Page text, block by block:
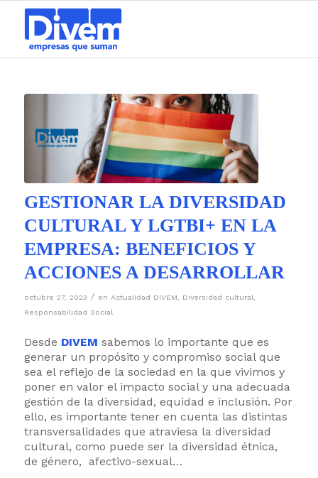
GESTIONAR LA DIVERSIDAD
CULTURAL Y LGTBI+ EN LA
EMPRESA: BENEFICIOS Y
ACCIONES A DESARROLLAR
octubre 27, 2023 / en Actualidad DIVEM, Diversidad cultural,
Responsabilidad Social
Desde DIVEM sabemos lo importante que es
generar un propósito y compromiso social que
sea el reflejo de la sociedad en la que vivimos y
poner en valor el impacto social y una adecuada
gestión de la diversidad, equidad e inclusión. Por
ello, es importante tener en cuenta las distintas
transversalidades que atraviesa la diversidad
cultural, como puede ser la diversidad étnica,
de género, afectivo-sexual…